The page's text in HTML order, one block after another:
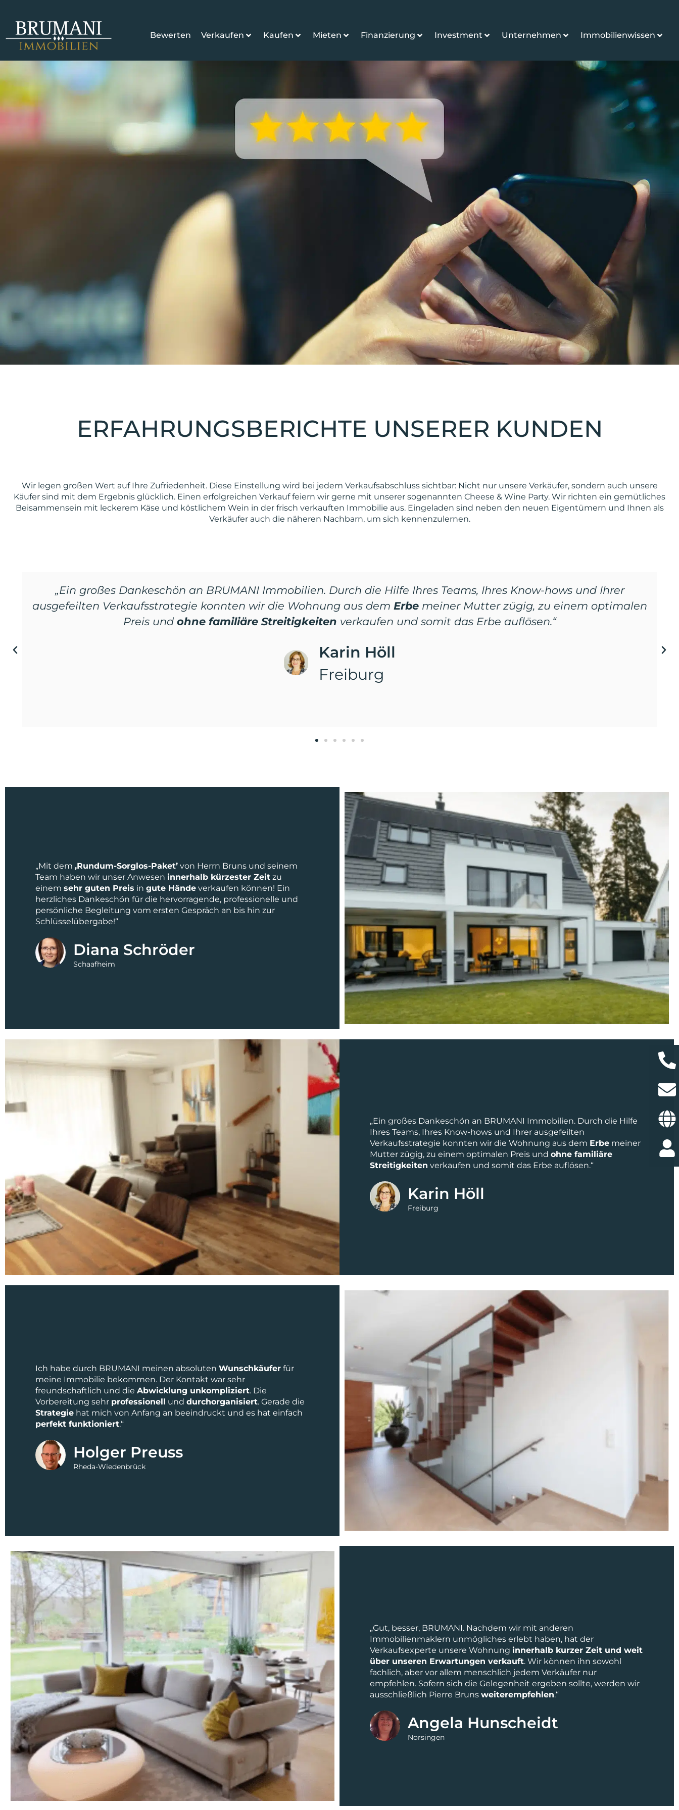
Bewerten Verkaufen Kaufen Mieten Finanzierung Investment Unternehmen Immobilienwissen
ERFAHRUNGSBERICHTE UNSERER KUNDEN
Wir legen großen Wert auf Ihre Zufriedenheit. Diese Einstellung wird bei jedem Verkaufsabschluss sichtbar: Nicht nur unsere Verkäufer, sondern auch unsere
Käufer sind mit dem Ergebnis glücklich. Einen erfolgreichen Verkauf feiern wir gerne mit unserer sogenannten Cheese & Wine Party. Wir richten ein gemütliches
Beisammensein mit leckerem Käse und köstlichem Wein in der frisch verkauften Immobilie aus. Eingeladen sind neben den neuen Eigentümern und Ihnen als
Verkäufer auch die näheren Nachbarn, um sich kennenzulernen.
„Mit dem‚Rundum-Sorglos-Paket’von Herrn Bruns und seinem Team haben wir unser Anwesen innerhalb
kürzester Zeitzu einemsehr guten Preis ingute Händeverkaufen können! Ein herzliches Dankeschön für die
hervorragende, professionelle und persönliche Begleitung vom ersten Gespräch an bis hin zur Schlüsselübergabe!“
Diana Schröder
Schaafheim
„Mit dem ‚Rundum-Sorglos-Paket’ von Herrn Bruns und seinem
Team haben wir unser Anwesen innerhalb kürzester Zeit zu
einem sehr guten Preis in gute Hände verkaufen können! Ein
herzliches Dankeschön für die hervorragende, professionelle und
persönliche Begleitung vom ersten Gespräch an bis hin zur
Schlüsselübergabe!“
Diana Schröder
Schaafheim
„Ein großes Dankeschön an BRUMANI Immobilien. Durch die Hilfe
Ihres Teams, Ihres Know-hows und Ihrer ausgefeilten
Verkaufsstrategie konnten wir die Wohnung aus dem Erbe meiner
Mutter zügig, zu einem optimalen Preis und ohne familiäre
Streitigkeiten verkaufen und somit das Erbe auflösen.“
Karin Höll
Freiburg
Ich habe durch BRUMANI meinen absoluten Wunschkäufer für
meine Immobilie bekommen. Der Kontakt war sehr
freundschaftlich und die Abwicklung unkompliziert. Die
Vorbereitung sehr professionell und durchorganisiert. Gerade die
Strategie hat mich von Anfang an beeindruckt und es hat einfach
perfekt funktioniert.“
Holger Preuss
Rheda-Wiedenbrück
„Gut, besser, BRUMANI. Nachdem wir mit anderen
Immobilienmaklern unmögliches erlebt haben, hat der
Verkaufsexperte unsere Wohnung innerhalb kurzer Zeit und weit
über unseren Erwartungen verkauft. Wir können ihn sowohl
fachlich, aber vor allem menschlich jedem Verkäufer nur
empfehlen. Sofern sich die Gelegenheit ergeben sollte, werden wir
ausschließlich Pierre Bruns weiterempfehlen.“
Angela Hunscheidt
Norsingen